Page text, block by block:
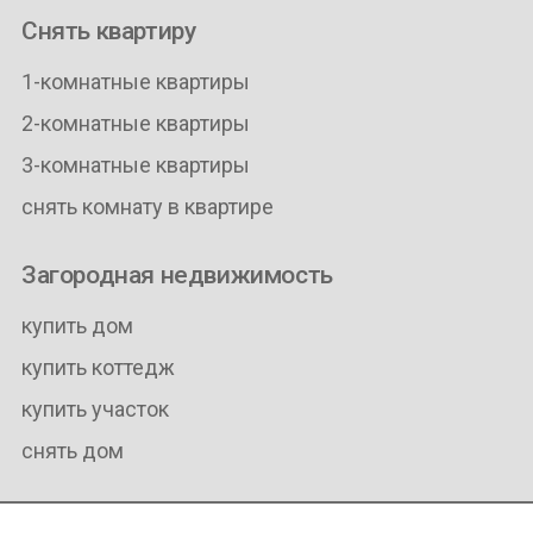
Снять квартиру
1-комнатные квартиры
2-комнатные квартиры
3-комнатные квартиры
снять комнату в квартире
Загородная недвижимость
купить дом
купить коттедж
купить участок
снять дом